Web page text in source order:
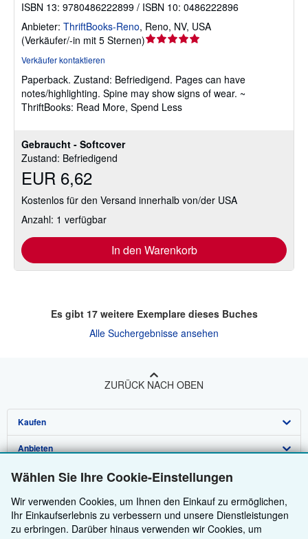
Wählen Sie Ihre Cookie-Einstellungen
Wir verwenden Cookies, um Ihnen den Einkauf zu ermöglichen,
Ihr Einkaufserlebnis zu verbessern und unsere Dienstleistungen
zu erbringen. Darüber hinaus verwenden wir Cookies, um
Gebraucht - Softcover
Zustand: Befriedigend
EUR 6,62
Kostenlos für den Versand innerhalb von/der USA
Anzahl: 1 verfügbar
In den Warenkorb
ISBN 13: 9780486222899 / ISBN 10: 0486222896
Anbieter: ThriftBooks-Reno, Reno, NV, USA
(Verkäufer/-in mit 5 Sternen)Verkäuferbewertung
5
Sternen
Verkäufer kontaktieren
Paperback. Zustand: Befriedigend. Pages can have
notes/highlighting. Spine may show signs of wear. ~
ThriftBooks: Read More, Spend Less
Es gibt 17weitere Exemplare dieses Buches
Alle Suchergebnisse ansehen
ZURÜCK NACH OBEN
Kaufen
Detailsuche
Sammlungen
Nutzerkonto
Meine Bestellungen
Anbieten
Verkäufer werden
Partnerprogramm
Empfehlen Sie einen Verkäufer
Über uns
Über uns / Impressum
Presse
Hilfe
Hilfebereich
Weitere AbeBooks Unternehmen